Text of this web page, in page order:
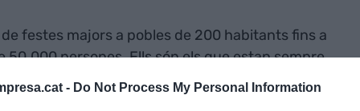
- Do Not Process My Personal Information
festes majors a pobles de 200 habitants fins a
persones. Ells són els que estan sempre
controlat.
“Unim les peces i coordinem la
Cabero. A més, afegeix una declaració que